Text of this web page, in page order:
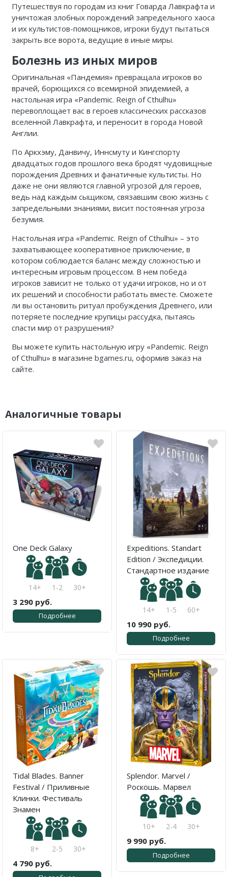
Путешествуя по городам из книг Говарда Лавкрафта и
уничтожая злобных порождений запредельного хаоса
и их культистов-помощников, игроки будут пытаться
закрыть все ворота, ведущие в иные миры.
Болезнь из иных миров
Оригинальная «Пандемия» превращала игроков во
врачей, борющихся со всемирной эпидемией, а
настольная игра «Pandemic. Reign of Cthulhu»
перевоплощает вас в героев классических рассказов
вселенной Лавкрафта, и переносит в города Новой
Англии.
По Аркхэму, Данвичу, Иннсмуту и Кингспорту
двадцатых годов прошлого века бродят чудовищные
порождения Древних и фанатичные культисты. Но
даже не они являются главной угрозой для героев,
ведь над каждым сыщиком, связавшим свою жизнь с
запредельными знаниями, висит постоянная угроза
безумия.
Настольная игра «Pandemic. Reign of Cthulhu» – это
захватывающее кооперативное приключение, в
котором соблюдается баланс между сложностью и
интересным игровым процессом. В нем победа
игроков зависит не только от удачи игроков, но и от
их решений и способности работать вместе. Сможете
ли вы остановить ритуал пробуждения Древнего, или
потеряете последние крупицы рассудка, пытаясь
спасти мир от разрушения?
Вы можете купить настольную игру «Pandemic. Reign
of Cthulhu» в магазине bgames.ru, оформив заказ на
сайте.
Аналогичные товары
One Deck Galaxy
14+ 1-2 30+
3 290 руб.
Подробнее
Expeditions. Standart
Edition / Экспедиции.
Стандартное издание
14+ 1-5 60+
10 990 руб.
Подробнее
Tidal Blades. Banner
Festival / Приливные
Клинки. Фестиваль
Знамен
8+ 2-5 30+
4 790 руб.
Splendor. Marvel /
Роскошь. Марвел
10+ 2-4 30+
9 990 руб.
Подробнее